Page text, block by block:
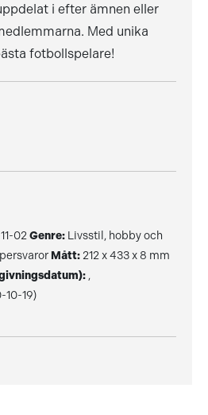
i efter ämnen eller
Med unika
fotbollspelare!
02 Genre: Livsstil, hobby och
Mått: 212 x 433 x 8 mm
,
10-19)